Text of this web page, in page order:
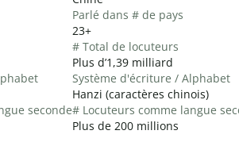
seconde
Parlé dans # de pays
23+
# Total de locuteurs
Plus d’1,39 milliard
Système d'écriture / Alphabet
Hanzi (caractères chinois)
# Locuteurs comme langue
Plus de 200 millions